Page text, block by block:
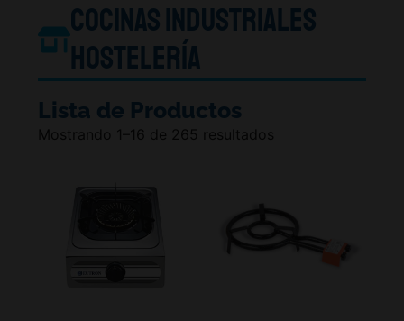
Cocinas Industriales
Hostelería
Lista de Productos
Mostrando 1–16 de 265 resultados